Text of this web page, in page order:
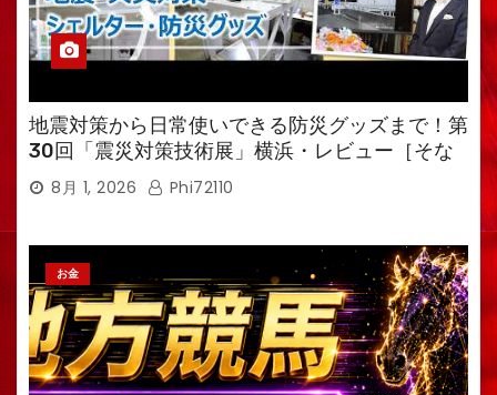
地震対策から日常使いできる防災グッズまで！第
30回「震災対策技術展」横浜・レビュー［そな
えるTV・高荷智也］
8月 1, 2026 Phi72110
お金